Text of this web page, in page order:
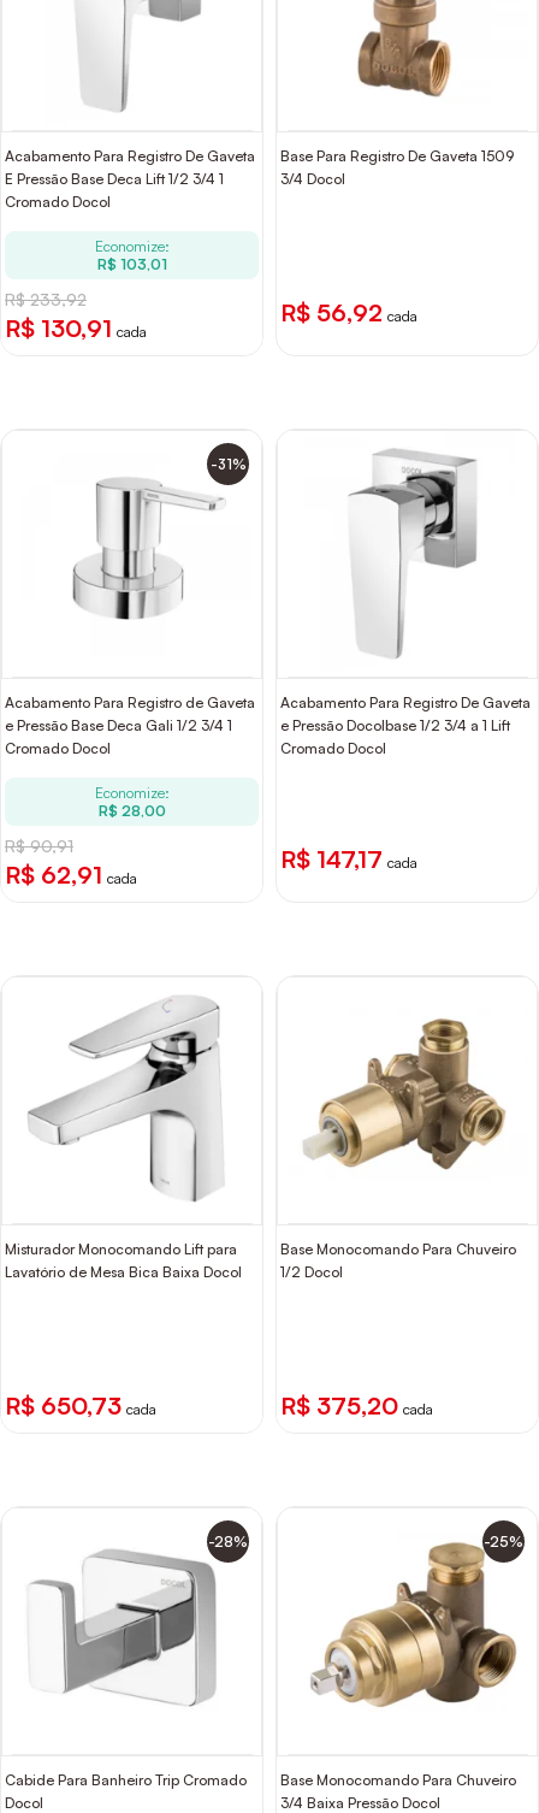
Acabamento Para Registro De Gaveta
E Pressão Base Deca Lift 1/2 3/4 1
Cromado Docol
Economize:
R$ 103,01
R$ 233,92
R$ 130,91 cada
Base Para Registro De Gaveta 1509
3/4 Docol
R$ 56,92 cada
-31%
Acabamento Para Registro de Gaveta
e Pressão Base Deca Gali 1/2 3/4 1
Cromado Docol
Economize:
R$ 28,00
R$ 90,91
R$ 62,91 cada
Acabamento Para Registro De Gaveta
e Pressão Docolbase 1/2 3/4 a 1 Lift
Cromado Docol
R$ 147,17 cada
Misturador Monocomando Lift para
Lavatório de Mesa Bica Baixa Docol
R$ 650,73 cada
Base Monocomando Para Chuveiro
1/2 Docol
R$ 375,20 cada
-28%
Cabide Para Banheiro Trip Cromado
Docol
-25%
Base Monocomando Para Chuveiro
3/4 Baixa Pressão Docol